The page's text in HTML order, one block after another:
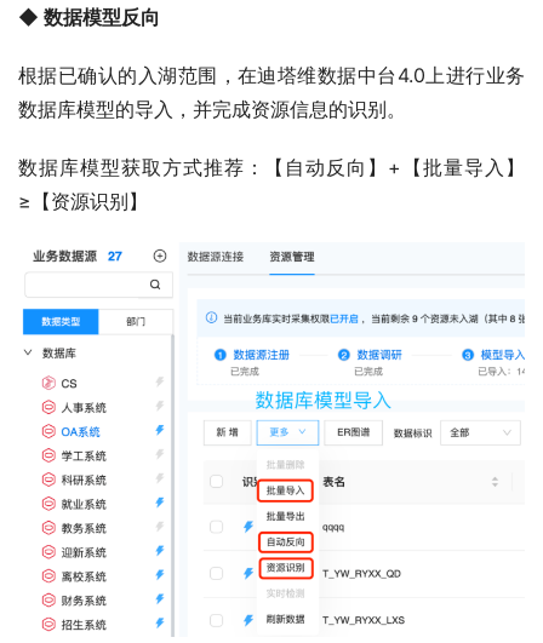
◆ 数据模型反向
根据已确认的入湖范围，在迪塔维数据中台4.0上进行业务
数据库模型的导入，并完成资源信息的识别。
数据库模型获取方式推荐：【自动反向】+【批量导入】
≥【资源识别】